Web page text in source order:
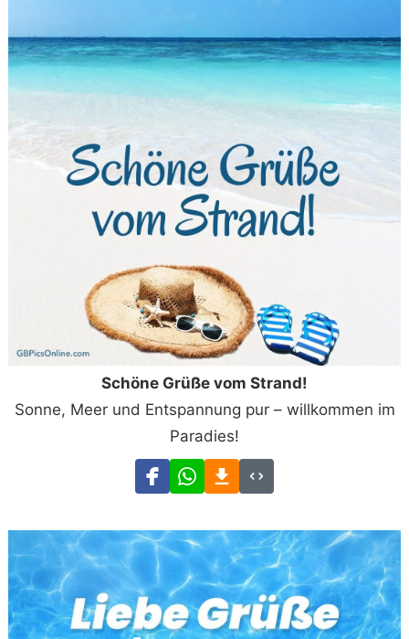
Schöne Grüße vom Strand!
Sonne, Meer und Entspannung pur – willkommen im
Paradies!